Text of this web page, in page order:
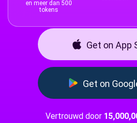
en meer dan 500
tokens
Get on App
Get on
Vertrouwd door